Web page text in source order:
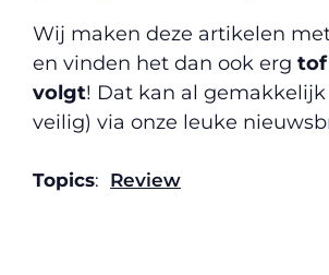
Wij maken deze artikelen
en vinden het dan ook erg tof
volgt! Dat kan al gemakkelijk
veilig) via onze leuke
Topics: Review